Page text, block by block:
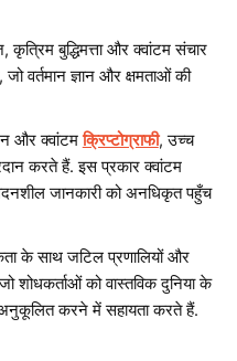
कृत्रिम बुद्धिमत्ता और क्वांटम संचार
वर्तमान ज्ञान और क्षमताओं की
और क्वांटमक्रिप्टोग्राफी, उच्च
करते हैं. इस प्रकार क्वांटम
जानकारी को अनधिकृत पहुँच
के साथ जटिल प्रणालियों और
शोधकर्ताओं को वास्तविक दुनिया के
करने में सहायता करते हैं.